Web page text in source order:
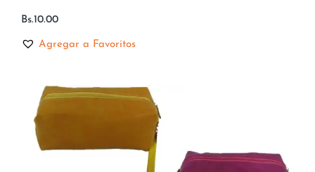
Bs.10.00
Agregar a Favoritos